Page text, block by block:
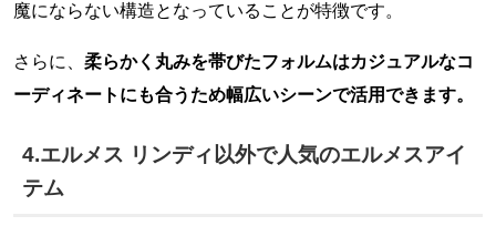
魔にならない構造となっていることが特徴です。
さらに、 柔らかく丸みを帯びたフォルムはカジュアルなコ
ーディネートにも合うため幅広いシーンで活用できます。
4.エルメス リンディ以外で人気のエルメスアイ
テム